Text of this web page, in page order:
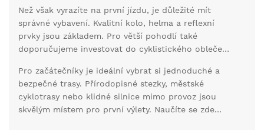
pro ty z vás, kteří se nebojí chladnějších podmínek.
Než však vyrazíte na první jízdu, je důležité mít
správné vybavení. Kvalitní kolo, helma a reflexní
prvky jsou základem. Pro větší pohodlí také
doporučujeme investovat do cyklistického oblečení
pravidla, která vám pomohou vyhnout se
nebezpečným situacím na cestě.
Pro začátečníky je ideální vybrat si jednoduché a
bezpečné trasy. Přírodopisné stezky, městské
cyklotrasy nebo klidné silnice mimo provoz jsou
skvělým místem pro první výlety. Naučíte se zde